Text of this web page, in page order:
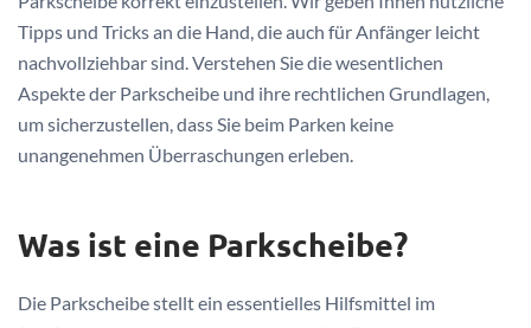
Tipps und Tricks an die Hand, die auch für Anfänger leicht
nachvollziehbar sind. Verstehen Sie die wesentlichen
Aspekte der Parkscheibe und ihre rechtlichen Grundlagen,
um sicherzustellen, dass Sie beim Parken keine
unangenehmen Überraschungen erleben.
Was ist eine Parkscheibe?
Die Parkscheibe stellt ein essentielles Hilfsmittel im